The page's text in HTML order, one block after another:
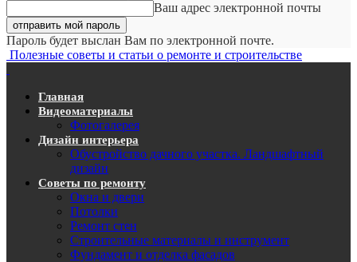
Ваш адрес электронной почты
Пароль будет выслан Вам по электронной почте.
Полезные советы и статьи о ремонте и строительстве
Главная
Видеоматериалы
Фотогалерея
Дизайн интерьера
Обустройство дачного участка. Ландшафтный
дизайн
Советы по ремонту
Окна и двери
Потолки
Ремонт стен
Строительные материалы и инструмент
Фундамент и отделка фасадов